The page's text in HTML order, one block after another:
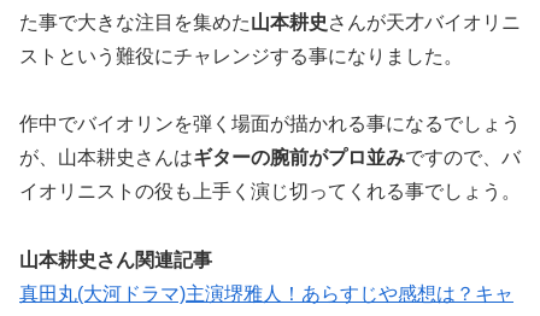
た事で大きな注目を集めた山本耕史 さんが天才バイオリニ
ストという難役にチャレンジする事になりました。
作中でバイオリンを弾く場面が描かれる事になるでしょう
が、山本耕史さんはギターの腕前がプロ並みですので、バ
イオリニストの役も上手く演じ切ってくれる事でしょう。
山本耕史さん関連記事
真田丸(大河ドラマ)主演堺雅人！あらすじや感想は？キャ